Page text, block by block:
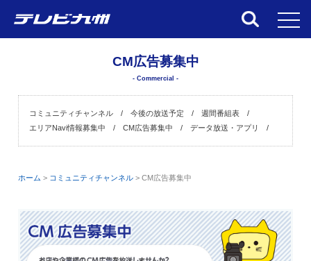
CM広告募集中
- Commercial -
コミュニティチャンネル 今後の放送予定
週間番組表
エリアNavi情報募集中
CM広告募集中 データ放送・アプリ
ホーム > コミュニティチャンネル >CM広告募集中